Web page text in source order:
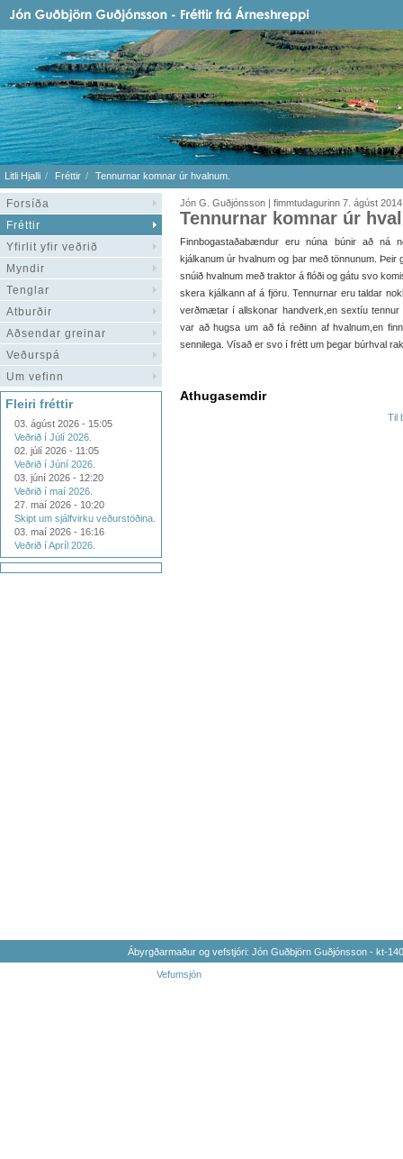
Litli Hjalli Fréttir Tennurnar komnar úr hvalnum.
Forsíða
Fréttir
Yfirlit yfir veðrið
Myndir
Tenglar
Atburðir
Aðsendar greinar
Veðurspá
Um vefinn
Fleiri fréttir
03. ágúst 2026 - 15:05
Veðrið í Júlí 2026.
02. júlí 2026 - 11:05
Veðrið í Júní 2026.
03. júní 2026 - 12:20
Veðrið í maí 2026.
27. maí 2026 - 10:20
Skipt um sjálfvirku veðurstöðina.
03. maí 2026 - 16:16
Veðrið í Apríl 2026.
Jón G. Guðjónsson | fimmtudagurinn 7. ágúst 2014
Tennurnar komnar úr
Finnbogastaðabændur eru núna búnir að ná
kjálkanum úr hvalnum og þar með tönnunum. Þeir
snúið hvalnum með traktor á flóði og gátu svo
skera kjálkann af á fjöru. Tennurnar eru taldar
verðmætar í allskonar handverk,en sextíu
var að hugsa um að fá reðinn af hvalnum,en
sennilega. Vísað er svo í frétt um þegar búrhval
Athugasemdir
Til
Ábyrgðarmaður og vefstjóri: Jón Guðbjörn Guðjónsson - kt-
Vefumsjón